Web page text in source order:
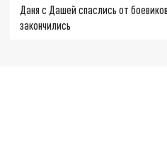
Даня с Дашей спаслись от
закончились